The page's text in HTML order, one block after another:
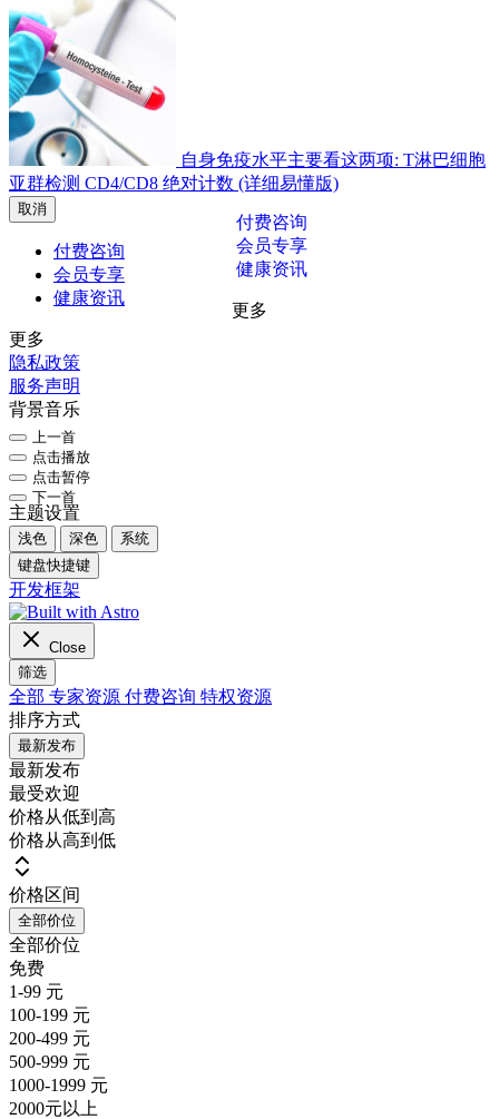
自身免疫水平主要看这两项: T淋巴细胞
亚群检测 CD4/CD8 绝对计数 (详细易懂版)
取消
付费咨询
付费咨询
会员专享
会员专享
健康资讯
健康资讯
更多
更多
隐私政策
服务声明
背景音乐
上一首
点击播放
点击暂停
下一首
主题设置
浅色 深色
系统
键盘快捷键
开发框架
Close
筛选
全部 专家资源 付费咨询 特权资源
排序方式
最新发布
最新发布
最受欢迎
价格从低到高
价格从高到低
价格区间
全部价位
全部价位
免费
1-99 元
100-199 元
200-499 元
500-999 元
1000-1999 元
2000元以上